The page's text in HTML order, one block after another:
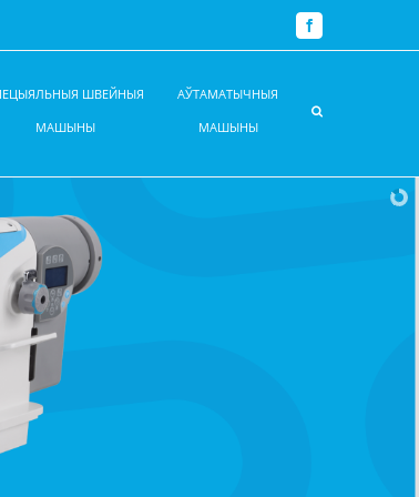
Facebook
ШВЕЙНЫЯ
МАШЫНЫ
АЎТАМАТЫЧНЫЯ
МАШЫНЫ